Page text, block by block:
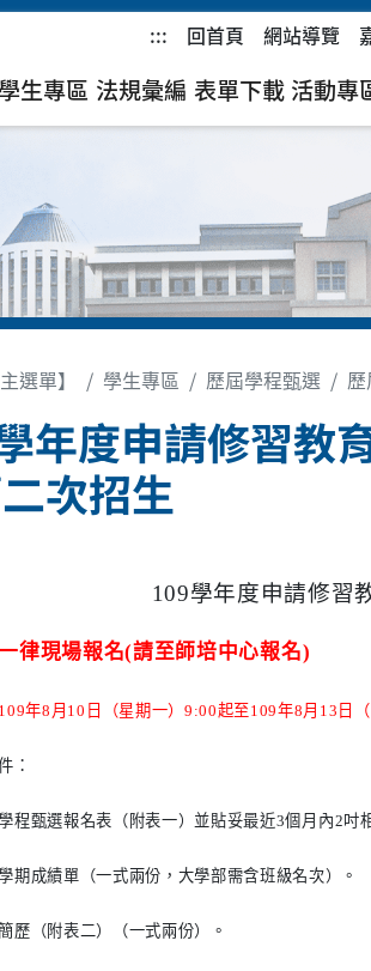
::: 回首頁 網站導覽
學生專區 法規彙編 表單下載 活動專
主選單】 學生專區 歷屆學程甄選
年度申請修習教
次招生
109學年度申請修習
律現場報名(請至師培中心報名)
109年8 月 10 日（星期一） 9:00起至 109年8月 13 日
：
學程甄選報名表（附表一）並貼妥最近3個月內2吋
期成績單（一式兩份，大學部需含班級名次）。
歷（附表二）（一式兩份）。